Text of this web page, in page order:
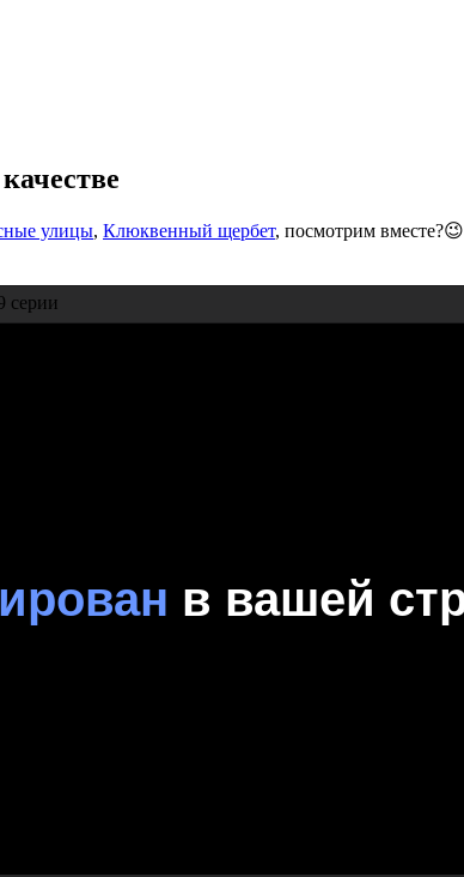
улицы, Клюквенный щербет, посмотрим вместе?😉
серии